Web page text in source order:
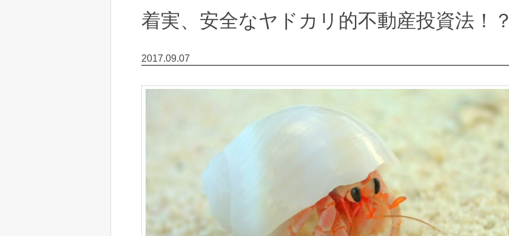
着実、安全なヤドカリ的不動産投資法！？
2017.09.07